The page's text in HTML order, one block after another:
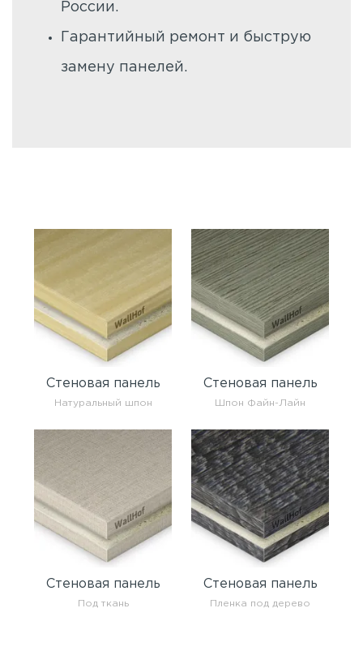
России.
Гарантийный ремонт и быструю
замену панелей.
Стеновая панель
Натуральный шпон
Стеновая панель
Шпон Файн-Лайн
Стеновая панель
Под ткань
Стеновая панель
Пленка под дерево